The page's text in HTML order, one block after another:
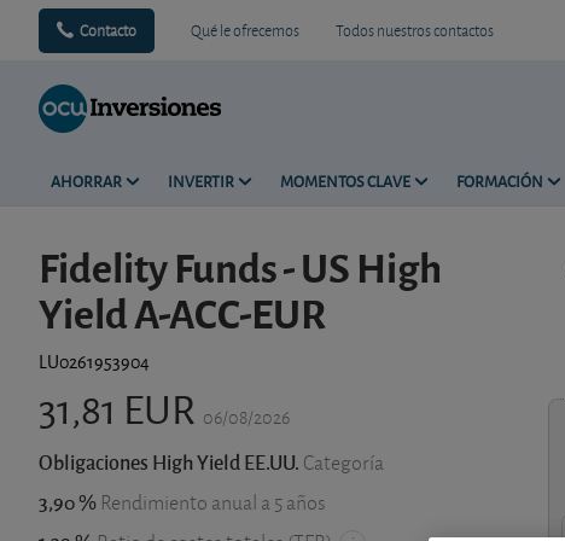
Contacto Qué le ofrecemos Todos nuestros contactos
AHORRAR INVERTIR MOMENTOS CLAVE FORMACIÓN
Fidelity Funds - US High
Yield A-ACC-EUR
LU0261953904
31,81 EUR 06/08/2026
Obligaciones High Yield EE.UU. Categoría
3,90 % Rendimiento anual a 5 años